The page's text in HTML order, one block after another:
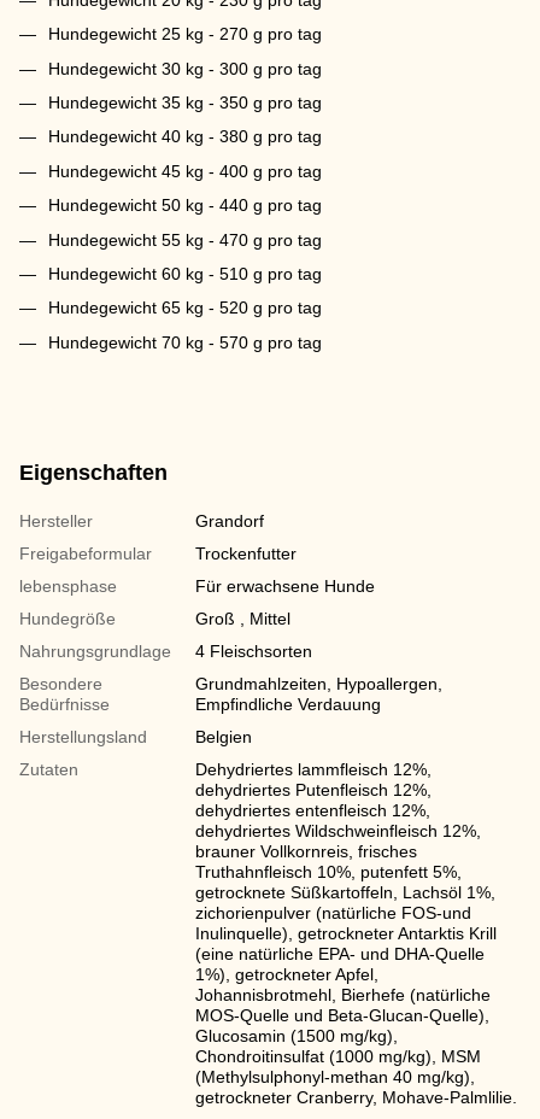
Hundegewicht 25 kg - 270 g pro tag
Hundegewicht 30 kg - 300 g pro tag
Hundegewicht 35 kg - 350 g pro tag
Hundegewicht 40 kg - 380 g pro tag
Hundegewicht 45 kg - 400 g pro tag
Hundegewicht 50 kg - 440 g pro tag
Hundegewicht 55 kg - 470 g pro tag
Hundegewicht 60 kg - 510 g pro tag
Hundegewicht 65 kg - 520 g pro tag
Hundegewicht 70 kg - 570 g pro tag
Eigenschaften
Hersteller
Grandorf
Freigabeformular
Trockenfutter
lebensphase
Für erwachsene Hunde
Hundegröße
Groß , Mittel
Nahrungsgrundlage
4 Fleischsorten
Besondere
Bedürfnisse
Grundmahlzeiten, Hypoallergen,
Empfindliche Verdauung
Herstellungsland
Belgien
Zutaten
Dehydriertes lammfleisch 12%,
dehydriertes Putenfleisch 12%,
dehydriertes entenfleisch 12%,
dehydriertes Wildschweinfleisch 12%,
brauner Vollkornreis, frisches
Truthahnfleisch 10%, putenfett 5%,
getrocknete Süßkartoffeln, Lachsöl 1%,
zichorienpulver (natürliche FOS-und
Inulinquelle), getrockneter Antarktis Krill
(eine natürliche EPA- und DHA-Quelle
1%), getrockneter Apfel,
Johannisbrotmehl, Bierhefe (natürliche
MOS-Quelle und Beta-Glucan-Quelle),
Glucosamin (1500 mg/kg),
Chondroitinsulfat (1000 mg/kg), MSM
(Methylsulphonyl-methan 40 mg/kg),
getrockneter Cranberry, Mohave-Palmlilie.